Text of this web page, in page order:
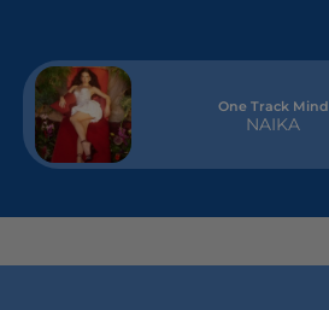
One Track Mind
NAIKA